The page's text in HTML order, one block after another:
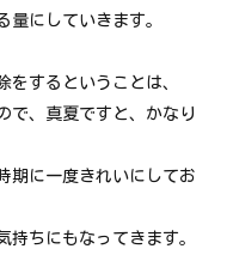
量にしていきます。
をするということは、
で、真夏ですと、かなり
期に一度きれいにしてお
持ちにもなってきます。